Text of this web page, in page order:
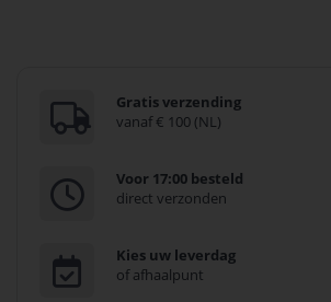
Gratis verzending
vanaf € 100 (NL)
Voor 17:00 besteld
direct verzonden
Kies uw leverdag
of afhaalpunt